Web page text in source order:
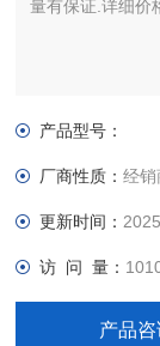
量有保证.详细价
产品型号：
厂商性质：经销
更新时间：
访 问 量：
产品咨